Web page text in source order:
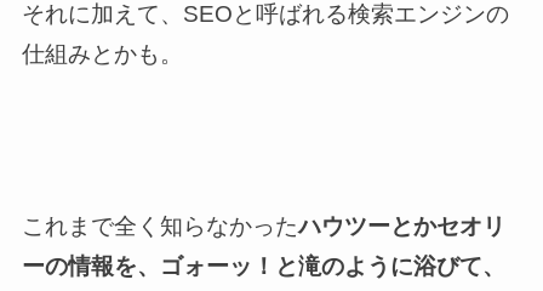
それに加えて、SEOと呼ばれる検索エンジンの
仕組みとかも。
これまで全く知らなかったハウツーとかセオリ
ーの情報を、ゴォーッ！と滝のように浴びて、